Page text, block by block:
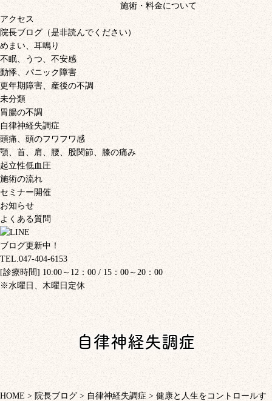
施術・料金について
アクセス
院長ブログ（是非読んでください）
めまい、耳鳴り
不眠、うつ、不安感
動悸、パニック障害
更年期障害、産後の不調
未分類
胃腸の不調
自律神経失調症
頭痛、頭のフワフワ感
顎、首、肩、腰、股関節、膝の痛み
起立性低血圧
施術の流れ
セミナー開催
お知らせ
よくある質問
ブログ更新中！
TEL.047-404-6153
[診療時間] 10:00～12：00 / 15：00～20：00
※水曜日、木曜日定休
自律神経失調症
HOME > 院長ブログ> 自律神経失調症> 健康と人生をコントロールす